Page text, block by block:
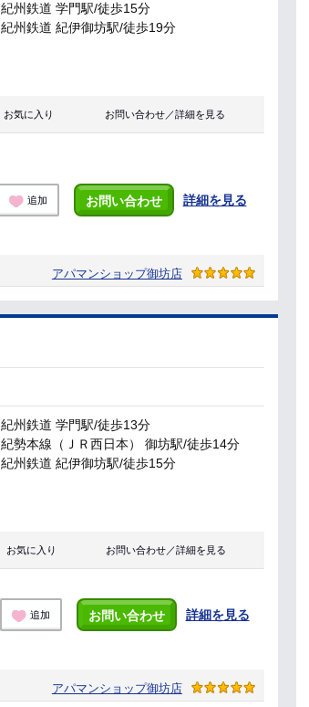
紀州鉄道 学門駅/徒歩15分
紀州鉄道 紀伊御坊駅/徒歩19分
お気に入り お問い合わせ／詳細を見る
追加 お問い合わせ 詳細を見る
アパマンショップ御坊店
紀州鉄道 学門駅/徒歩13分
紀勢本線（ＪＲ西日本） 御坊駅/徒歩14分
紀州鉄道 紀伊御坊駅/徒歩15分
お気に入り お問い合わせ／詳細を見る
追加 お問い合わせ 詳細を見る
アパマンショップ御坊店